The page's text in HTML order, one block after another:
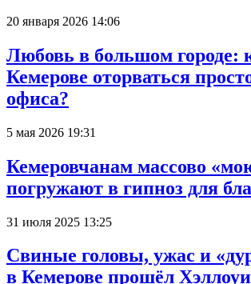
20 января 2026 14:06
Любовь в большом городе:
Кемерове оторваться
офиса?
5 мая 2026 19:31
Кемеровчанам массово
погружают в гипноз для
31 июля 2025 13:25
Свиные головы, ужас и
в Кемерове прошёл